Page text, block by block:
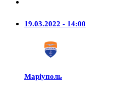
19.03.2022 - 14:00
Маріуполь